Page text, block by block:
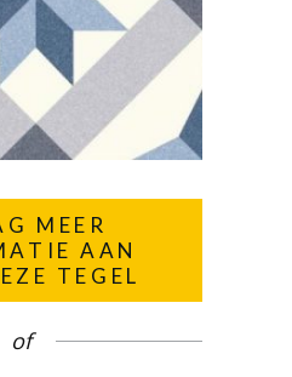
MEER
AAN
TEGEL
of